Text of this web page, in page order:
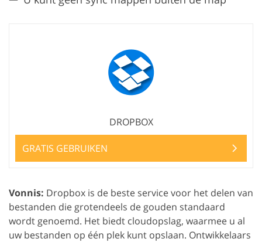
DROPBOX
GRATIS GEBRUIKEN
Vonnis: Dropbox is de beste service voor het delen van
bestanden die grotendeels de gouden standaard
wordt genoemd. Het biedt cloudopslag, waarmee u al
uw bestanden op één plek kunt opslaan. Ontwikkelaars